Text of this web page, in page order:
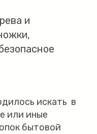
и
искать в
или иные
бытовой